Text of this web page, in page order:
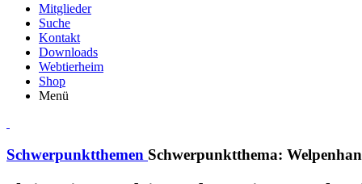
Mitglieder
Suche
Kontakt
Downloads
Webtierheim
Shop
Menü
Schwerpunktthemen Schwerpunktthema: